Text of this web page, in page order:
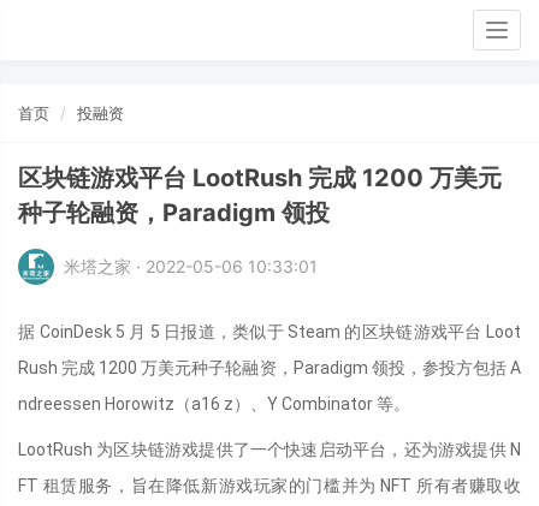
首页 投融资
区块链游戏平台 LootRush 完成 1200 万美元
种子轮融资，Paradigm 领投
米塔之家 · 2022-05-06 10:33:01
据 CoinDesk 5 月 5 日报道，类似于 Steam 的区块链游戏平台 Loot
Rush 完成 1200 万美元种子轮融资，Paradigm 领投，参投方包括 A
ndreessen Horowitz（a16 z）、Y Combinator 等。
LootRush 为区块链游戏提供了一个快速启动平台，还为游戏提供 N
FT 租赁服务，旨在降低新游戏玩家的门槛并为 NFT 所有者赚取收